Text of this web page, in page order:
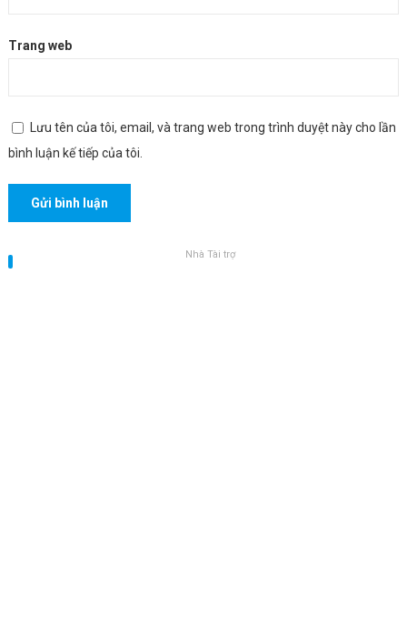
Trang web
Lưu tên của tôi, email, và trang web trong trình duyệt này cho lần
bình luận kế tiếp của tôi.
Nhà Tài trợ